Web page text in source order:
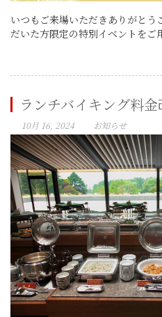
いつもご来場いただきありがとう
だいた方限定の特別イベントを
ランチバイキング料
10月 16, 2024 お知らせ